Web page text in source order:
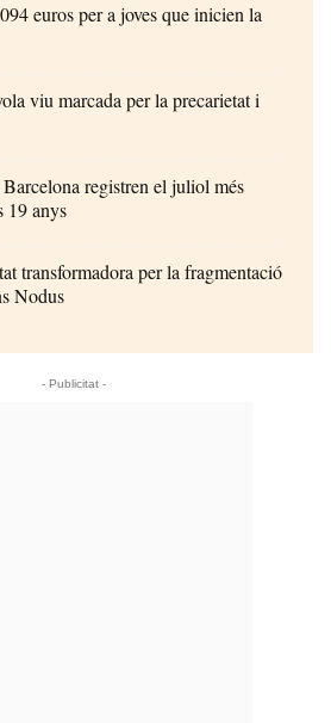
euros per a joves que inicien la
viu marcada per la precarietat i
registren el juliol més
19 anys
transformadora per la fragmentació
Nodus
- Publicitat -